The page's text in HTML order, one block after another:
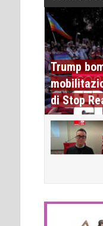
Trump
di Stop